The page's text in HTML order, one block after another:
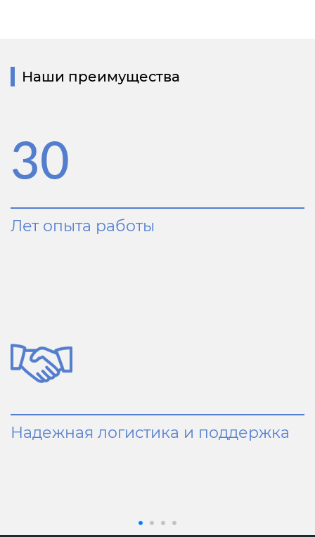
Наши преимущества
30
Лет опыта работы
Надежная логистика и поддержка